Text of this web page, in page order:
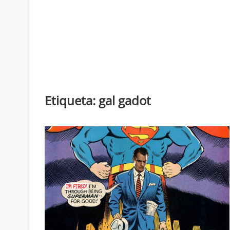
Etiqueta: gal gadot